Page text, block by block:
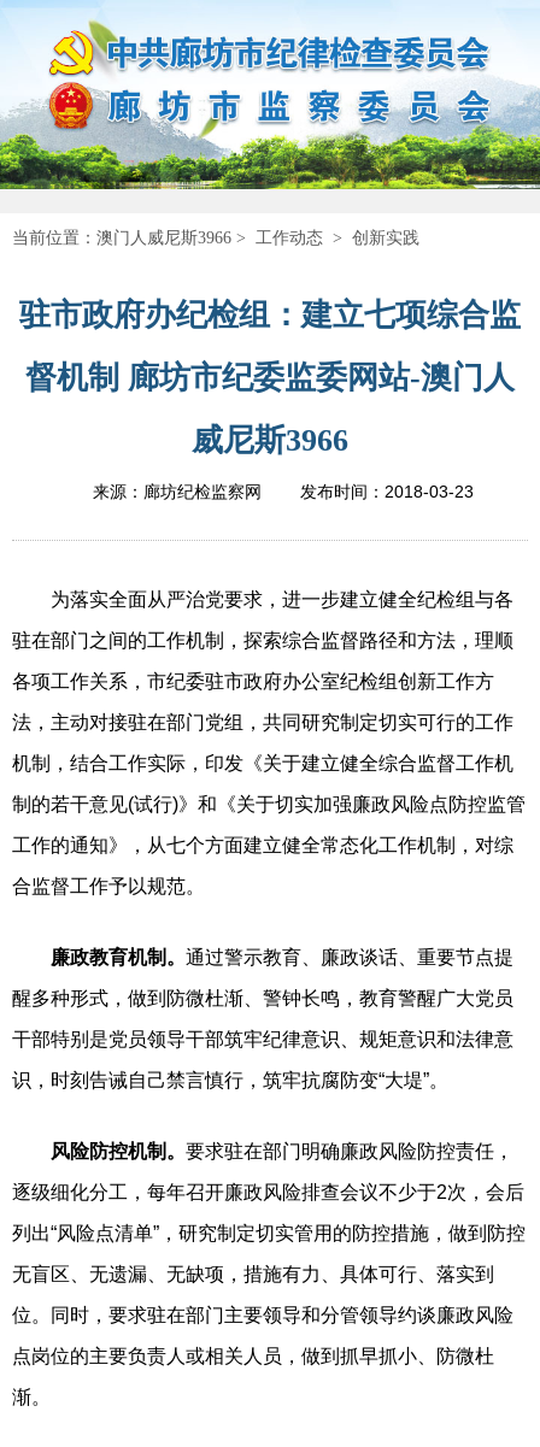
当前位置： 澳门人威尼斯3966 > 工作动态 > 创新实践
驻市政府办纪检组：建立七项综合监
督机制 廊坊市纪委监委网站-澳门人
威尼斯3966
来源：廊坊纪检监察网 发布时间： 2018-03-23
为落实全面从严治党要求，进一步建立健全纪检组与各
驻在部门之间的工作机制，探索综合监督路径和方法，理顺
各项工作关系，市纪委驻市政府办公室纪检组创新工作方
法，主动对接驻在部门党组，共同研究制定切实可行的工作
机制，结合工作实际，印发《关于建立健全综合监督工作机
制的若干意见(试行)》和《关于切实加强廉政风险点防控监管
工作的通知》，从七个方面建立健全常态化工作机制，对综
合监督工作予以规范。
廉政教育机制。 通过警示教育、廉政谈话、重要节点提
醒多种形式，做到防微杜渐、警钟长鸣，教育警醒广大党员
干部特别是党员领导干部筑牢纪律意识、规矩意识和法律意
识，时刻告诫自己禁言慎行，筑牢抗腐防变“大堤”。
风险防控机制。 要求驻在部门明确廉政风险防控责任，
逐级细化分工，每年召开廉政风险排查会议不少于2次，会后
列出“风险点清单”，研究制定切实管用的防控措施，做到防控
无盲区、无遗漏、无缺项，措施有力、具体可行、落实到
位。同时，要求驻在部门主要领导和分管领导约谈廉政风险
点岗位的主要负责人或相关人员，做到抓早抓小、防微杜
渐。